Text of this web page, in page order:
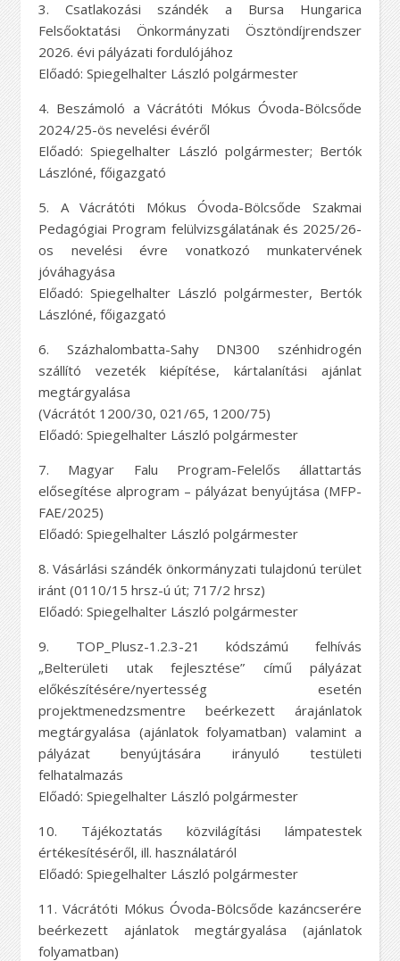
3. Csatlakozási szándék a Bursa Hungarica
Felsőoktatási Önkormányzati Ösztöndíjrendszer
2026. évi pályázati fordulójához
Előadó: Spiegelhalter László polgármester
4. Beszámoló a Vácrátóti Mókus Óvoda-Bölcsőde
2024/25-ös nevelési évéről
Előadó: Spiegelhalter László polgármester; Bertók
Lászlóné, főigazgató
5. A Vácrátóti Mókus Óvoda-Bölcsőde Szakmai
Pedagógiai Program felülvizsgálatának és 2025/26-
os nevelési évre vonatkozó munkatervének
jóváhagyása
Előadó: Spiegelhalter László polgármester, Bertók
Lászlóné, főigazgató
6. Százhalombatta-Sahy DN300 szénhidrogén
szállító vezeték kiépítése, kártalanítási ajánlat
megtárgyalása
(Vácrátót 1200/30, 021/65, 1200/75)
Előadó: Spiegelhalter László polgármester
7. Magyar Falu Program-Felelős állattartás
elősegítése alprogram – pályázat benyújtása (MFP-
FAE/2025)
Előadó: Spiegelhalter László polgármester
8. Vásárlási szándék önkormányzati tulajdonú terület
iránt (0110/15 hrsz-ú út; 717/2 hrsz)
Előadó: Spiegelhalter László polgármester
9. TOP_Plusz-1.2.3-21 kódszámú felhívás
„Belterületi utak fejlesztése” című pályázat
előkészítésére/nyertesség esetén
projektmenedzsmentre beérkezett árajánlatok
megtárgyalása (ajánlatok folyamatban) valamint a
pályázat benyújtására irányuló testületi
felhatalmazás
Előadó: Spiegelhalter László polgármester
10. Tájékoztatás közvilágítási lámpatestek
értékesítéséről, ill. használatáról
Előadó: Spiegelhalter László polgármester
11. Vácrátóti Mókus Óvoda-Bölcsőde kazáncserére
beérkezett ajánlatok megtárgyalása (ajánlatok
folyamatban)